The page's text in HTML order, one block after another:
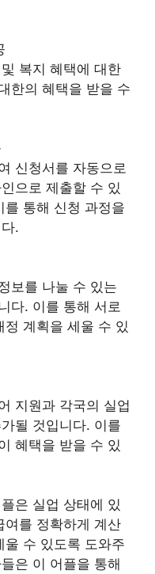
복지 혜택에 대한
한의 혜택을 받을 수
신청서를 자동으로
으로 제출할 수 있
통해 신청 과정을
.
보를 나눌 수 있는
다. 이를 통해 서로
계획을 세울 수 있
지원과 각국의 실업
될 것입니다. 이를
혜택을 받을 수 있
은 실업 상태에 있
여를 정확하게 계산
수 있도록 도와주
은 이 어플을 통해